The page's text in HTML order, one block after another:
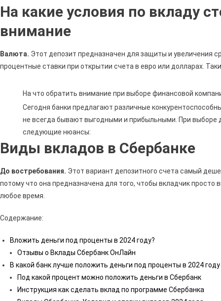
На какие условия по вкладу
внимание
Валюта. Этот депозит предназначен для защиты и увеличения
процентные ставки при открытии счета в евро или долларах.
На что обратить внимание при выборе финансовой
Сегодня банки предлагают различные
не всегда бывают выгодными и прибыльными. При выборе
следующие нюансы:
Виды вкладов в Сбербанке
До востребования. Этот вариант депозитного счета самый
потому что она предназначена для того, чтобы вкладчик просто
любое время.
Содержание:
Вложить деньги под проценты в 2024 году?
Отзывы о Вклады Сбербанк ОнЛайн
В какой банк лучше положить деньги под проценты в 2024 году
Под какой процент можно положить деньги в Сбербанк
Инструкция как сделать вклад по программе Сбербанка